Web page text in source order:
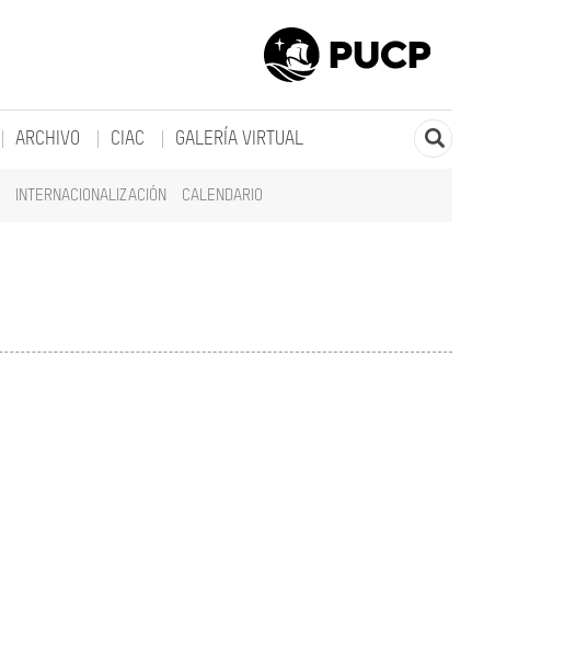
INTERNACIONALIZACIÓN CALENDARIO
ARCHIVO CIAC GALERÍA VIRTUAL